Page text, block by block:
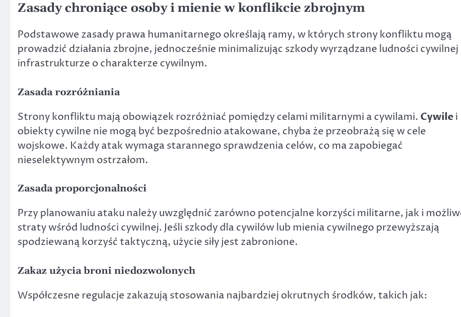
Zasady chroniące osoby i mienie w konflikcie zbrojnym
Podstawowe zasady prawa humanitarnego określają ramy, w których strony konfliktu mogą
prowadzić działania zbrojne, jednocześnie minimalizując szkody wyrządzane ludności cywilnej
infrastrukturze o charakterze cywilnym.
Zasada rozróżniania
Strony konfliktu mają obowiązek rozróżniać pomiędzy celami militarnymi a cywilami. Cywilei
obiekty cywilne nie mogą być bezpośrednio atakowane, chyba że przeobrażą się w cele
wojskowe. Każdy atak wymaga starannego sprawdzenia celów, co ma zapobiegać
nieselektywnym ostrzałom.
Zasada proporcjonalności
Przy planowaniu ataku należy uwzględnić zarówno potencjalne korzyści militarne, jak i
straty wśród ludności cywilnej. Jeśli szkody dla cywilów lub mienia cywilnego przewyższają
spodziewaną korzyść taktyczną, użycie siły jest zabronione.
Zakaz użycia broni niedozwolonych
Współczesne regulacje zakazują stosowania najbardziej okrutnych środków, takich jak: